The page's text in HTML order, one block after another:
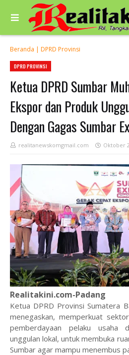
Beranda | DPRD Provinsi
DPRD PROVINSI
Ketua DPRD Sumbar
Ekspor dan Produk
Dengan Gagas Sumbar
realitanewskomgmail.com Oktober
Realitakini.com-Padang
Ketua DPRD Provinsi Sumatera
menegaskan, memperkuat
pemberdayaan pelaku usaha
unggulan lokal, untuk membuka
Sumbar agar mampu menembus